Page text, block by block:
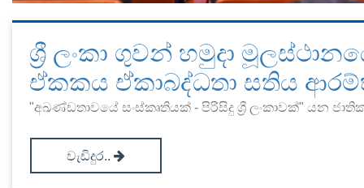
ශ්‍රී ලංකා ගුවන් හමුදා
ඒකකය ඒකාබද්ධතා සතිය
"අඛණ්ඩතාවයේ සංස්කෘතියක් - පිරිසිදු ශ්‍රී ලංකාවක්" යන
වැඩිදුර..